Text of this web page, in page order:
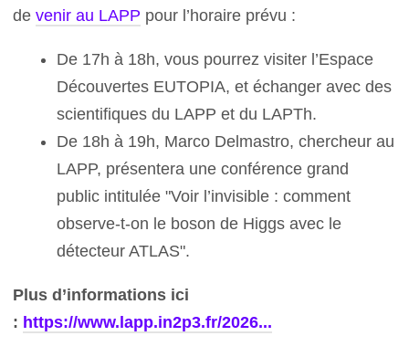
devenir au LAPP pour l’horaire prévu :
De 17h à 18h, vous pourrez visiter l’Espace
Découvertes EUTOPIA, et échanger avec des
scientifiques du LAPP et du LAPTh.
De 18h à 19h, Marco Delmastro, chercheur au
LAPP, présentera une conférence grand
public intitulée "Voir l’invisible : comment
observe-t-on le boson de Higgs avec le
détecteur ATLAS".
Plus d’informations ici
: https://www.lapp.in2p3.fr/2026...